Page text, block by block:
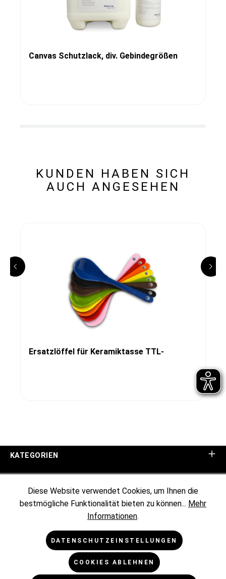
Canvas Schutzlack, div. Gebindegrößen
KUNDEN HABEN SICH
AUCH ANGESEHEN
Ersatzlöffel für Keramiktasse TTL-
KATEGORIEN
KUNDENINFORMATIONEN
RECHTLICHES
Diese Website verwendet Cookies, um Ihnen die
bestmögliche Funktionalität bieten zu können... Mehr
Informationen.
DATENSCHUTZEINSTELLUNGEN
COOKIES ABLEHNEN